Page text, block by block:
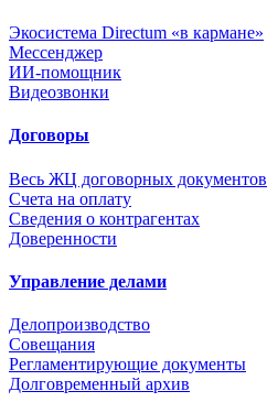
Экосистема Directum «в кармане»
Мессенджер
ИИ-помощник
Видеозвонки
Договоры
Весь ЖЦ договорных документов
Счета на оплату
Сведения о контрагентах
Доверенности
Управление делами
Делопроизводство
Совещания
Регламентирующие документы
Долговременный архив